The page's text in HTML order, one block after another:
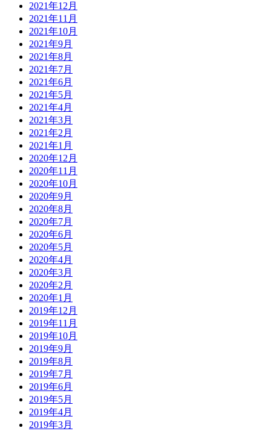
2021年12月
2021年11月
2021年10月
2021年9月
2021年8月
2021年7月
2021年6月
2021年5月
2021年4月
2021年3月
2021年2月
2021年1月
2020年12月
2020年11月
2020年10月
2020年9月
2020年8月
2020年7月
2020年6月
2020年5月
2020年4月
2020年3月
2020年2月
2020年1月
2019年12月
2019年11月
2019年10月
2019年9月
2019年8月
2019年7月
2019年6月
2019年5月
2019年4月
2019年3月